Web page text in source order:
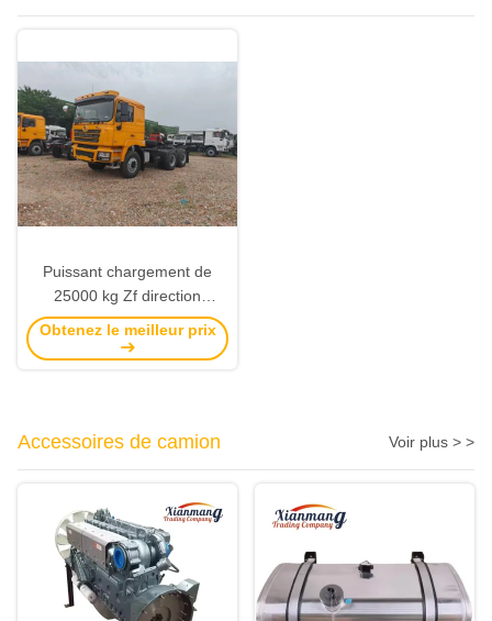
Puissant chargement de
25000 kg Zf direction
Shacman F3000 camion
tracteur avec réservoir diesel
Obtenez le meilleur prix
Accessoires de camion Voir plus > >